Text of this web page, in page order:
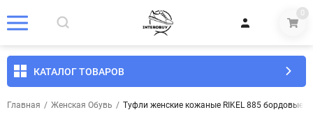
0
КАТАЛОГ ТОВАРОВ
Главная / Женская Обувь / Туфли женские кожаные RIKEL 885 бордовые